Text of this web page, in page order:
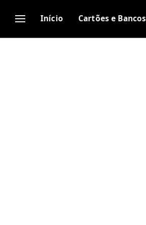
Início Cartões e Bancos